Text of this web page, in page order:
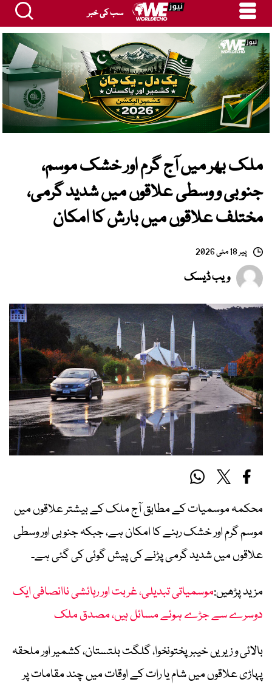
سب کی خبر
ملک بھر میں آج گرم اور خشک موسم،
جنوبی و وسطی علاقوں میں شدید گرمی،
مختلف علاقوں میں بارش کا امکان
پیر 18 مئی 2026
ویب ڈیسک
محکمہ موسمیات کے مطابق آج ملک کے بیشتر علاقوں میں
موسم گرم اور خشک رہنے کا امکان ہے، جبکہ جنوبی اور وسطی
علاقوں میں شدید گرمی پڑنے کی پیش گوئی کی گئی ہے۔
مزید پڑھیں:موسمیاتی تبدیلی، غربت اور رہائشی ناانصافی ایک
دوسرے سے جڑے ہوئے مسائل ہیں، مصدق ملک
بالائی و زیریں خیبرپختونخوا، گلگت بلتستان، کشمیر اور ملحقہ
پہاڑی علاقوں میں شام یا رات کے اوقات میں چند مقامات پر